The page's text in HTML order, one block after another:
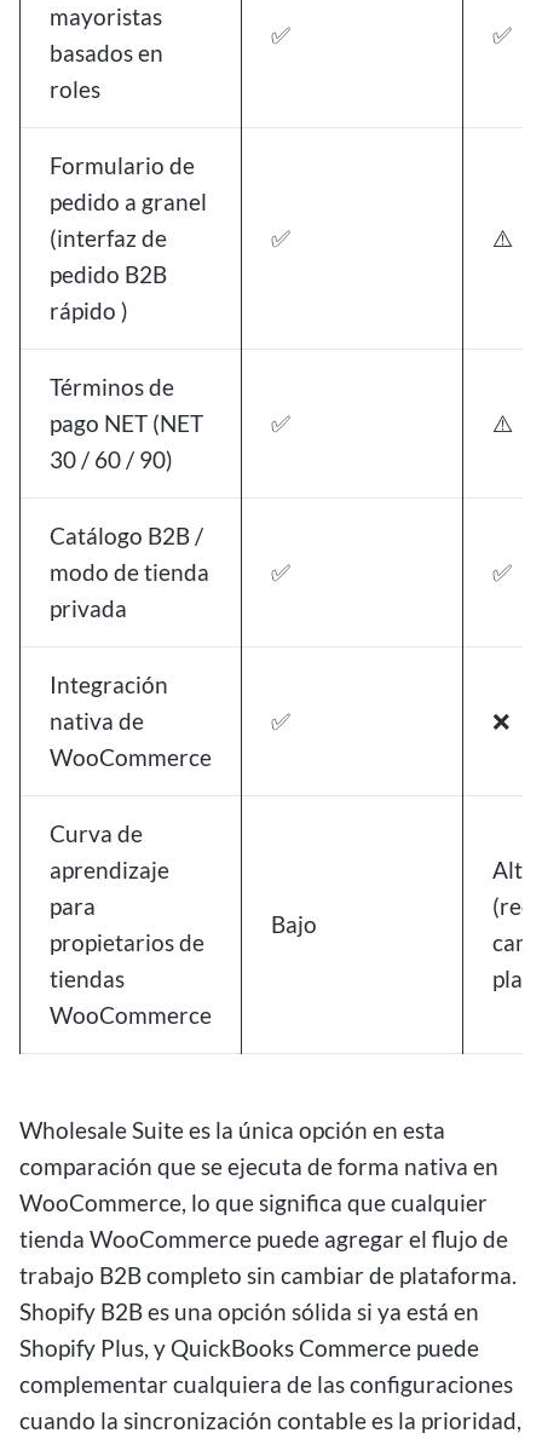
mayoristas
basados en
roles
✅ ✅
Formulario de
pedido a granel
(interfaz de
pedido B2B
rápido )
✅ ⚠️
Términos de
pago NET (NET
30 / 60 / 90)
✅ ⚠️
Catálogo B2B /
modo de tienda
privada
✅ ✅
Integración
nativa de
WooCommerce
✅ ❌
Curva de
aprendizaje
para
propietarios de
tiendas
WooCommerce
Bajo
Alta
Wholesale Suite es la única opción en esta
comparación que se ejecuta de forma nativa en
WooCommerce, lo que significa que cualquier
tienda WooCommerce puede agregar el flujo de
trabajo B2B completo sin cambiar de plataforma.
Shopify B2B es una opción sólida si ya está en
Shopify Plus, y QuickBooks Commerce puede
complementar cualquiera de las configuraciones
cuando la sincronización contable es la prioridad,